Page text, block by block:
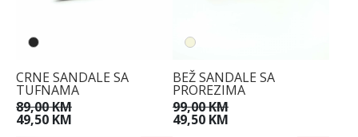
CRNE SANDALE SA
TUFNAMA
89,00 KM
49,50 KM
BEŽ SANDALE SA
PROREZIMA
99,00 KM
49,50 KM